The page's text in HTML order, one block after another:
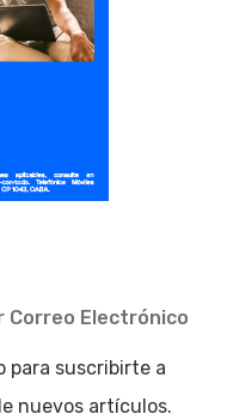
Correo Electrónico
para suscribirte a
nuevos artículos.